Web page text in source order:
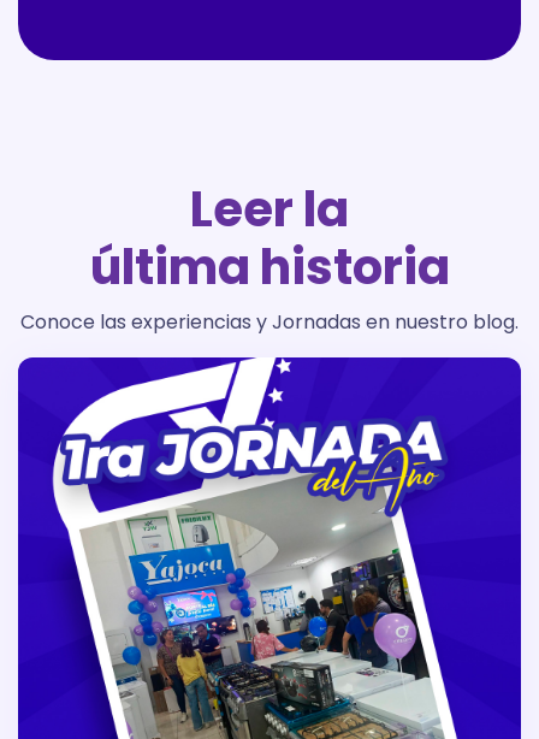
Leer la
última historia
Conoce las experiencias y Jornadas en nuestro blog.